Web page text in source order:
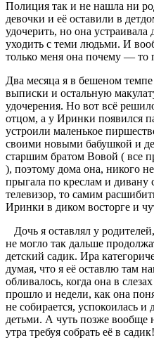
Полиция так и не нашла ни
девочки и её оставили в
удочерить, но она
уходить с теми людьми. И
только меня она почему — то
Два месяца я в бешеном
выписки и остальную
удочерения. Но вот всё
отцом, а у Иринки появился
устроили маленькое
своими новыми бабушкой и
старшим братом Вовой ( все
), поэтому дома она, никого
прыгала по креслам и дивану
телевизор, то самим
Иринки в диком восторге и
Дочь я оставлял у
не могло так дальше
детский садик. Ира
думая, что я её оставлю там
обливалось, когда она в
прошло и недели, как она
не собирается, успокоилась
детьми. А чуть позже вообще
утра требуя собрать её в садик!